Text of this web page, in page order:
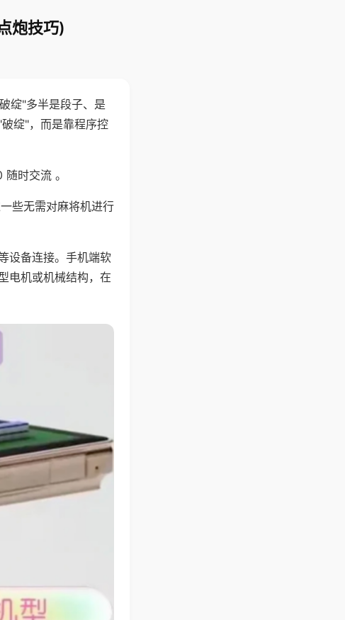
炮技巧)
绽"多半是段子、是
绽"，而是靠程序控
时交流 。
些无需对麻将机进行
设备连接。手机端软
电机或机械结构，在